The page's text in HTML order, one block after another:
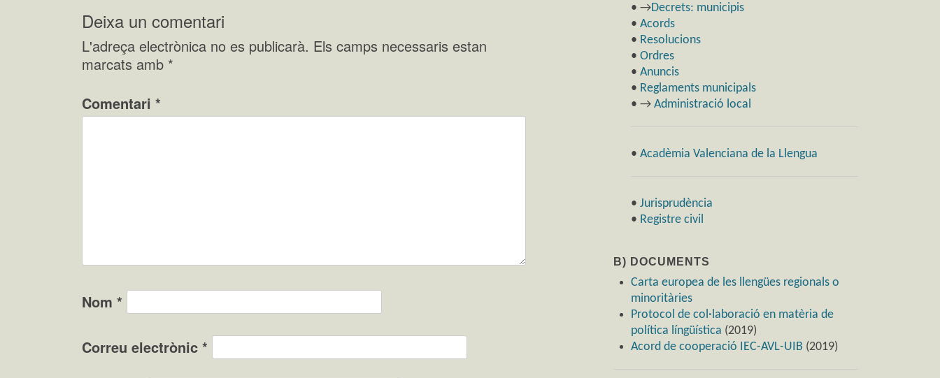
Deixa un comentari
L'adreça electrònica no es publicarà. Els camps necessaris estan
marcats amb *
Comentari *
Nom *
Correu electrònic *
• →Decrets: municipis
• Acords
• Resolucions
• Ordres
• Anuncis
• Reglaments municipals
• → Administració local
• Acadèmia Valenciana de la Llengua
• Jurisprudència
• Registre civil
B) DOCUMENTS
Carta europea de les llengües regionals o
minoritàries
Protocol de col·laboració en matèria de
política língüística (2019)
Acord de cooperació IEC-AVL-UIB (2019)